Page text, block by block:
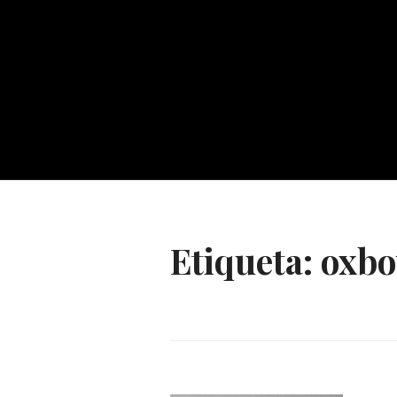
Etiqueta: